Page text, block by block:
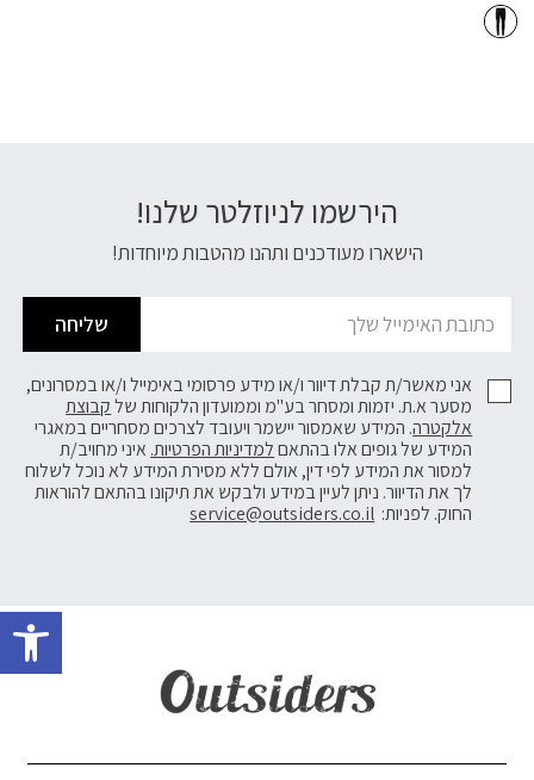
הירשמו לניוזלטר שלנו!
הישארו מעודכנים ותהנו מהטבות מיוחדות!
שליחה
אני מאשר/ת קבלת דיוור ו/או מידע פרסומי באימייל ו/או במסרונים,
מסער א.ת. יזמות ומסחר בע"מ וממועדון הלקוחות שלקבוצת
אלקטרה. המידע שאמסור יישמר ויעובד לצרכים מסחריים במאגרי
המידע של גופים אלו בהתאםלמדיניות הפרטיות. איני מחויב/ת
למסור את המידע לפי דין, אולם ללא מסירת המידע לא נוכל לשלוח
לך את הדיוור. ניתן לעיין במידע ולבקש את תיקונו בהתאם להוראות
החוק. לפניות: service@outsiders.co.il